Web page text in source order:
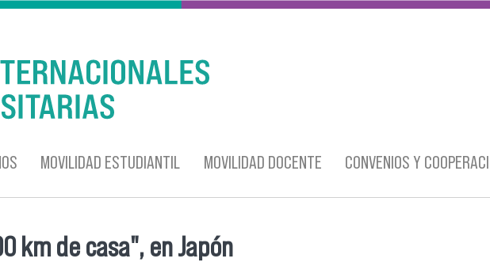
MOVILIDAD ESTUDIANTIL MOVILIDAD DOCENTE CONVENIOS Y
km de casa", en Japón